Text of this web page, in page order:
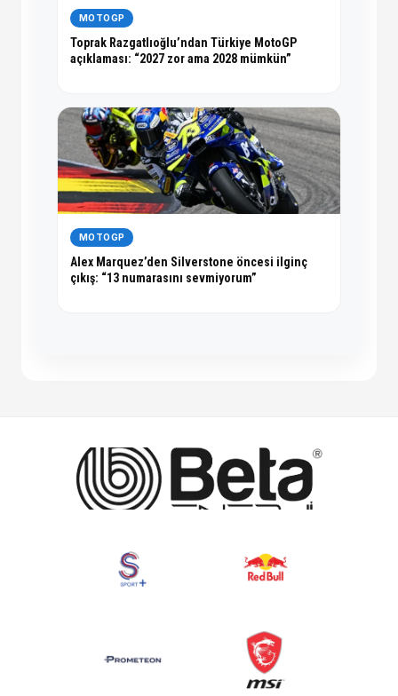
MOTOGP
Toprak Razgatlıoğlu’ndan Türkiye MotoGP
açıklaması: “2027 zor ama 2028 mümkün”
MOTOGP
Alex Marquez’den Silverstone öncesi ilginç
çıkış: “13 numarasını sevmiyorum”